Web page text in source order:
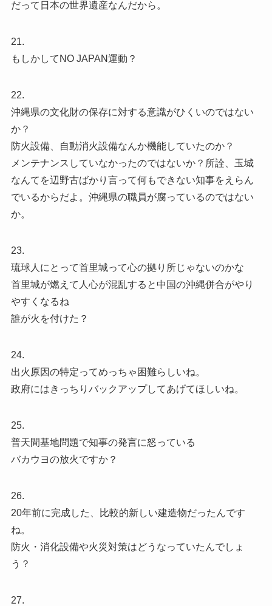
だって日本の世界遺産なんだから。
21.
もしかしてNO JAPAN運動？
22.
沖縄県の文化財の保存に対する意識がひくいのではない
か？
防火設備、自動消火設備なんか機能していたのか？
メンテナンスしていなかったのではないか？所詮、玉城
なんてを辺野古ばかり言って何もできない知事をえらん
でいるからだよ。沖縄県の職員が腐っているのではない
か。
23.
琉球人にとって首里城って心の拠り所じゃないのかな
首里城が燃えて人心が混乱すると中国の沖縄併合がやり
やすくなるね
誰が火を付けた？
24.
出火原因の特定ってめっちゃ困難らしいね。
政府にはきっちりバックアップしてあげてほしいね。
25.
普天間基地問題で知事の発言に怒っている
バカウヨの放火ですか？
26.
20年前に完成した、比較的新しい建造物だったんです
ね。
防火・消化設備や火災対策はどうなっていたんでしょ
う？
27.